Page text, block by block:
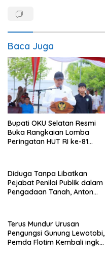
Baca Juga
Bupati OKU Selatan Resmi
Buka Rangkaian Lomba
Peringatan HUT RI ke-81
Diduga Tanpa Libatkan
Pejabat Penilai Publik dalam
Pengadaan Tanah, Anton
Terus Mundur Urusan
Pengungsi Gunung Lewotobi,
Pemda Flotim Kembali ingkar